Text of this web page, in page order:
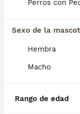
Perros con
Sexo de la
Hembra
Macho
Rango de edad
Preguntas
¿Cuánto